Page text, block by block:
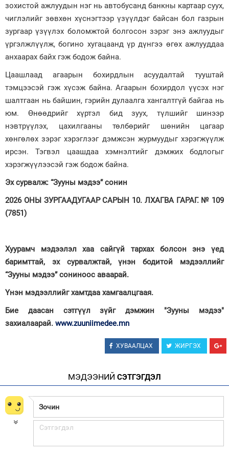
зохистой ажлуудын нэг нь автобусанд банкны картаар суух,
чиглэлийг зөвхөн хүснэгтээр үзүүлдэг байсан бол газрын
зургаар үзүүлэх боломжтой болгосон зэрэг энэ ажлуудыг
үргэлжлүүлж, богино хугацаанд үр дүнгээ өгөх ажлууддаа
анхаарах байх гэж бодож байна.
Цаашлаад агаарын бохирдлын асуудалтай тууштай
тэмцээсэй гэж хүсэж байна. Агаарын бохирдол үүсэх нэг
шалтгаан нь байшин, гэрийн дулаалга хангалтгүй байгаа нь
юм. Өнөөдрийг хүртэл бид зуух, түлшийг шинээр
нэвтрүүлэх, цахилгааны төлбөрийг шөнийн цагаар
хөнгөлөх зэрэг хэрэглээг дэмжсэн журмуудыг хэрэгжүүлж
ирсэн. Тэгвэл цаашдаа хэмнэлтийг дэмжих бодлогыг
хэрэгжүүлээсэй гэж бодож байна.
Эх сурвалж: “Зууны мэдээ” сонин
2026 ОНЫ ЗУРГААДУГААР САРЫН 10. ЛХАГВА ГАРАГ. № 109
(7851)
Хуурамч мэдээлэл хаа сайгүй тархах болсон энэ үед
баримттай, эх сурвалжтай, үнэн бодитой мэдээллийг
“Зууны мэдээ” сониноос аваарай.
Үнэн мэдээллийг хамтдаа хамгаалцгаая.
Бие даасан сэтгүүл зүйг дэмжин "Зууны мэдээ"
захиалаарай. www.zuuniimedee.mn
ХУВААЛЦАХ ЖИРГЭХ
МЭДЭЭНИЙ СЭТГЭГДЭЛ